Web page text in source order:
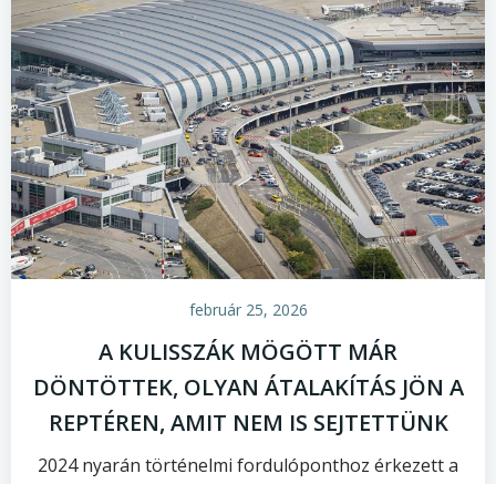
február 25, 2026
A KULISSZÁK MÖGÖTT MÁR
DÖNTÖTTEK, OLYAN ÁTALAKÍTÁS JÖN A
REPTÉREN, AMIT NEM IS SEJTETTÜNK
2024 nyarán történelmi fordulóponthoz érkezett a